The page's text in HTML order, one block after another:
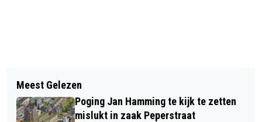
ONDERGRONDSE CONTAINERS VOOR
WILLIS, NASCHEIDING IN OUD WEST
TAXI NOORDERLICHT IN
WORMERVEER FAILLIET VERKLAARD
Meest Gelezen
Poging Jan Hamming te kijk te zetten
mislukt in zaak Peperstraat